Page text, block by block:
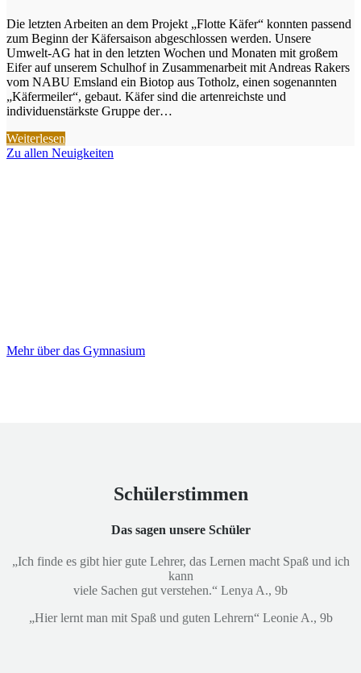
Die letzten Arbeiten an dem Projekt „Flotte Käfer“ konnten passend
zum Beginn der Käfersaison abgeschlossen werden. Unsere
Umwelt-AG hat in den letzten Wochen und Monaten mit großem
Eifer auf unserem Schulhof in Zusammenarbeit mit Andreas Rakers
vom NABU Emsland ein Biotop aus Totholz, einen sogenannten
„Käfermeiler“, gebaut. Käfer sind die artenreichste und
individuenstärkste Gruppe der…
Weiterlesen
Zu allen Neuigkeiten
Mehr über das Gymnasium
Schülerstimmen
Das sagen unsere Schüler
„Ich finde es gibt hier gute Lehrer, das Lernen macht Spaß und ich
kann
viele Sachen gut verstehen.“ Lenya A., 9b
„Hier lernt man mit Spaß und guten Lehrern“ Leonie A., 9b